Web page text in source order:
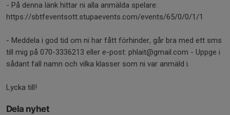
- På denna länk hittar ni alla anmälda spelare:
https://sbtfeventsott.stupaevents.com/events/65/0/0/1/1
- Meddela i god tid om ni har fått förhinder, går bra med ett sms
till mig på 070-3336213 eller e-post: phlait@gmail.com - Uppge i
sådant fall namn och vilka klasser som ni var anmäld i.
Lycka till!
Dela nyhet